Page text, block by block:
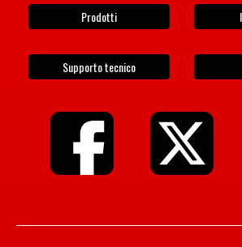
Prodotti
Supporto tecnico